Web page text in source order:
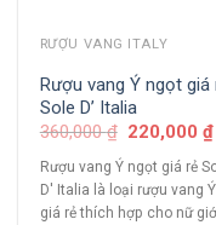
RƯỢU VANG ITALY
Rượu vang Ý ngọt giá
Sole D’ Italia
360,000₫ 220,000₫
Rượu vang Ý ngọt giá rẻ
D' Italia là loại rượu vang Ý
giá rẻ thích hợp cho nữ